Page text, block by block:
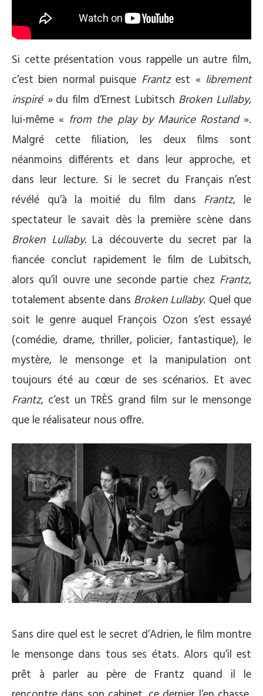
Si cette présentation vous rappelle un autre film,
c’est bien normal puisque Frantzest « librement
inspiré »du film d’Ernest Lubitsch Broken Lullaby,
lui-même « from the play by Maurice Rostand».
Malgré cette filiation, les deux films sont
néanmoins différents et dans leur approche, et
dans leur lecture. Si le secret du Français n’est
révélé qu’à la moitié du film dans Frantz, le
spectateur le savait dès la première scène dans
Broken Lullaby. La découverte du secret par la
fiancée conclut rapidement le film de Lubitsch,
alors qu’il ouvre une seconde partie chez Frantz,
totalement absente dans Broken Lullaby. Quel que
soit le genre auquel François Ozon s’est essayé
(comédie, drame, thriller, policier, fantastique), le
mystère, le mensonge et la manipulation ont
toujours été au cœur de ses scénarios. Et avec
Frantz, c’est un TRÈS grand film sur le mensonge
que le réalisateur nous offre.
Sans dire quel est le secret d’Adrien, le film montre
le mensonge dans tous ses états. Alors qu’il est
prêt à parler au père de Frantz quand il le